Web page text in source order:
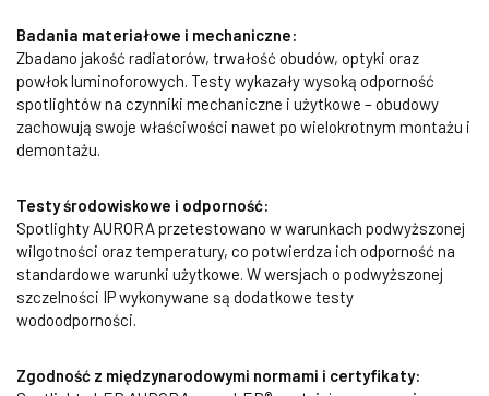
Badania materiałowe i mechaniczne:
Zbadano jakość radiatorów, trwałość obudów, optyki oraz
powłok luminoforowych. Testy wykazały wysoką odporność
spotlightów na czynniki mechaniczne i użytkowe – obudowy
zachowują swoje właściwości nawet po wielokrotnym montażu i
demontażu.
Testy środowiskowe i odporność:
Spotlighty AURORA przetestowano w warunkach podwyższonej
wilgotności oraz temperatury, co potwierdza ich odporność na
standardowe warunki użytkowe. W wersjach o podwyższonej
szczelności IP wykonywane są dodatkowe testy
wodoodporności.
Zgodność z międzynarodowymi normami i certyfikaty: